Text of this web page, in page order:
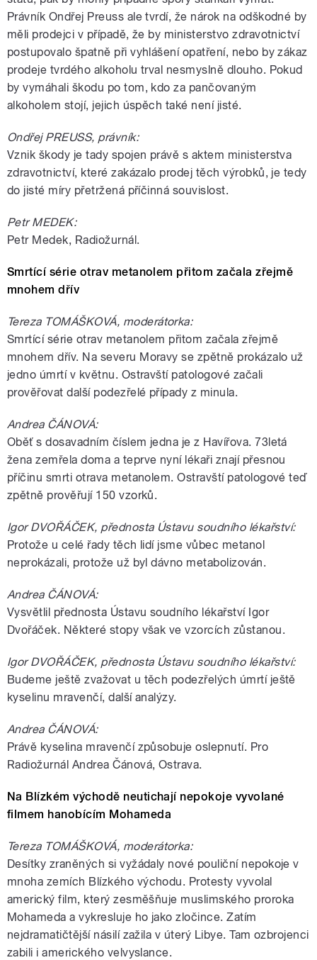
Právník Ondřej Preuss ale tvrdí, že nárok na odškodné by
měli prodejci v případě, že by ministerstvo zdravotnictví
postupovalo špatně při vyhlášení opatření, nebo by zákaz
prodeje tvrdého alkoholu trval nesmyslně dlouho. Pokud
by vymáhali škodu po tom, kdo za pančovaným
alkoholem stojí, jejich úspěch také není jisté.
Ondřej PREUSS, právník:
Vznik škody je tady spojen právě s aktem ministerstva
zdravotnictví, které zakázalo prodej těch výrobků, je tedy
do jisté míry přetržená příčinná souvislost.
Petr MEDEK:
Petr Medek, Radiožurnál.
Smrtící série otrav metanolem přitom začala zřejmě
mnohem dřív
Tereza TOMÁŠKOVÁ, moderátorka:
Smrtící série otrav metanolem přitom začala zřejmě
mnohem dřív. Na severu Moravy se zpětně prokázalo už
jedno úmrtí v květnu. Ostravští patologové začali
prověřovat další podezřelé případy z minula.
Andrea ČÁNOVÁ:
Oběť s dosavadním číslem jedna je z Havířova. 73letá
žena zemřela doma a teprve nyní lékaři znají přesnou
příčinu smrti otrava metanolem. Ostravští patologové teď
zpětně prověřují 150 vzorků.
Igor DVOŘÁČEK, přednosta Ústavu soudního lékařství:
Protože u celé řady těch lidí jsme vůbec metanol
neprokázali, protože už byl dávno metabolizován.
Andrea ČÁNOVÁ:
Vysvětlil přednosta Ústavu soudního lékařství Igor
Dvořáček. Některé stopy však ve vzorcích zůstanou.
Igor DVOŘÁČEK, přednosta Ústavu soudního lékařství:
Budeme ještě zvažovat u těch podezřelých úmrtí ještě
kyselinu mravenčí, další analýzy.
Andrea ČÁNOVÁ:
Právě kyselina mravenčí způsobuje oslepnutí. Pro
Radiožurnál Andrea Čánová, Ostrava.
Na Blízkém východě neutichají nepokoje vyvolané
filmem hanobícím Mohameda
Tereza TOMÁŠKOVÁ, moderátorka:
Desítky zraněných si vyžádaly nové pouliční nepokoje v
mnoha zemích Blízkého východu. Protesty vyvolal
americký film, který zesměšňuje muslimského proroka
Mohameda a vykresluje ho jako zločince. Zatím
nejdramatičtější násilí zažila v úterý Libye. Tam ozbrojenci
zabili i amerického velvyslance.